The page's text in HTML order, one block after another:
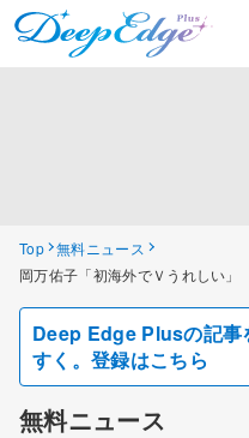
Top 無料ニュース
岡万佑子「初海外でＶうれしい
Deep Edge Plusの記
すく。登録はこちら
無料ニュース